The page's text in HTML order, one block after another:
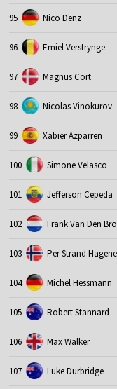
95 Nico Denz
96 Emiel Verstrynge
97 Magnus Cort
98 Nicolas Vinokurov
99 Xabier Azparren
100 Simone Velasco
101 Jefferson Cepeda
102 Frank Van Den
103 Per Strand
104 Michel Hessmann
105 Robert Stannard
106 Max Walker
107 Luke Durbridge